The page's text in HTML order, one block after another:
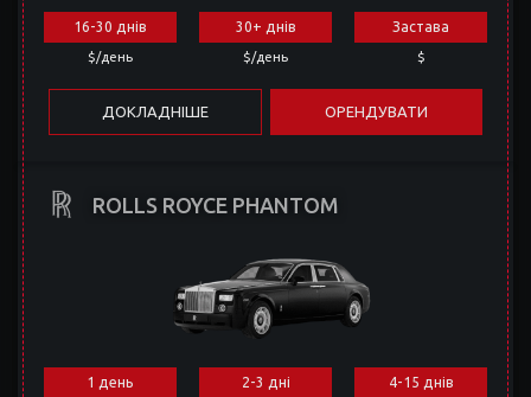
16-30 днів
$/день
30+ днів
$/день
Застава
$
ДОКЛАДНІШЕ ОРЕНДУВАТИ
ROLLS ROYCE PHANTOM
1 день 2-3 дні 4-15 днів